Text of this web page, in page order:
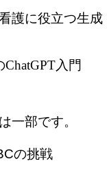
護に役立つ生成
ChatGPT入門
一部です。
の挑戦